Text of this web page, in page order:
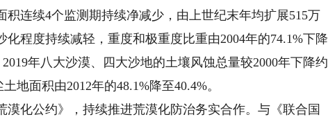
连续4个监测期持续净减少，由上世纪末年均扩展515万
程度持续减轻，重度和极重度比重由2004年的74.1%下降
年八大沙漠、四大沙地的土壤风蚀总量较2000年下降约
地面积由2012年的48.1%降至40.4%。
化公约》，持续推进荒漠化防治务实合作。与《联合国